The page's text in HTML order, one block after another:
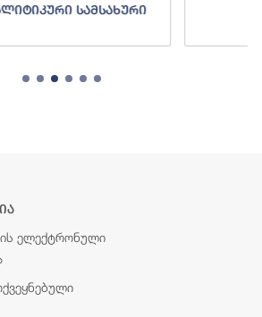
სამსახური
ელექტრონული